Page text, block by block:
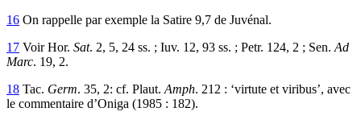
16 On rappelle par exemple la Satire 9,7 de Juvénal.
17 Voir Hor. Sat. 2, 5, 24 ss. ; Iuv. 12, 93 ss. ; Petr. 124, 2 ; Sen. Ad
Marc. 19, 2.
18 Tac. Germ. 35, 2: cf. Plaut. Amph. 212 : ‘virtute et viribus’, avec
le commentaire d’Oniga (1985 : 182).